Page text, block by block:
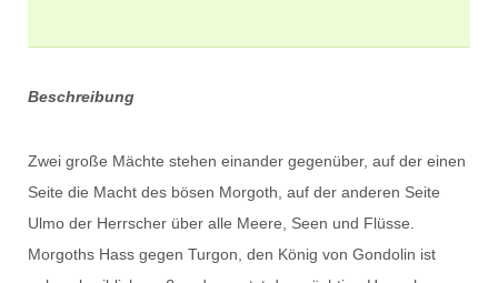
Beschreibung
Zwei große Mächte stehen einander gegenüber, auf der einen
Seite die Macht des bösen Morgoth, auf der anderen Seite
Ulmo der Herrscher über alle Meere, Seen und Flüsse.
Morgoths Hass gegen Turgon, den König von Gondolin ist